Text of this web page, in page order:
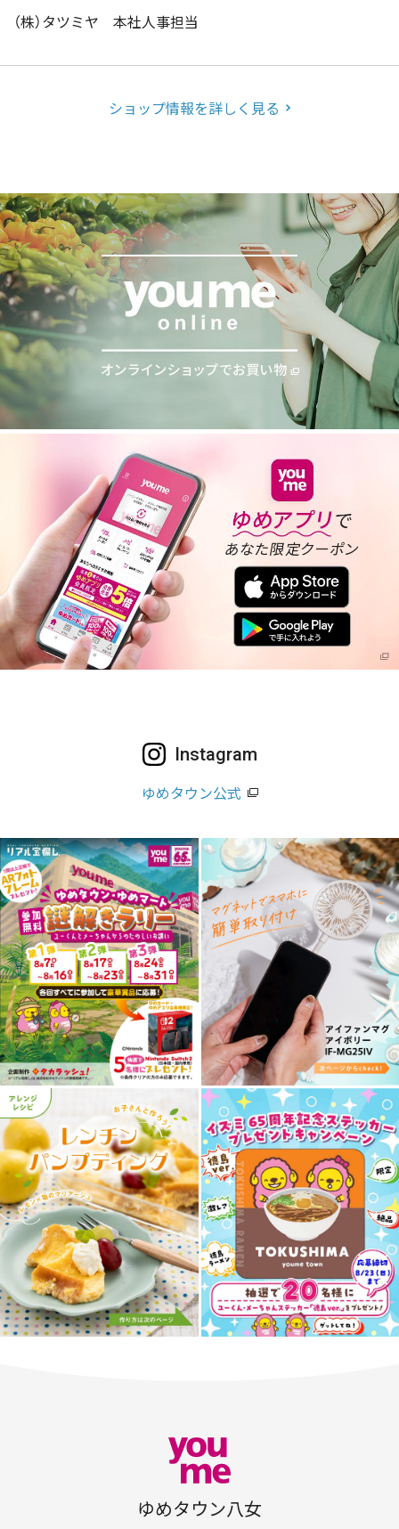
（株）タツミヤ 本社人事担当
ショップ情報を詳しく見る
Instagram
ゆめタウン公式
ゆめタウン八女